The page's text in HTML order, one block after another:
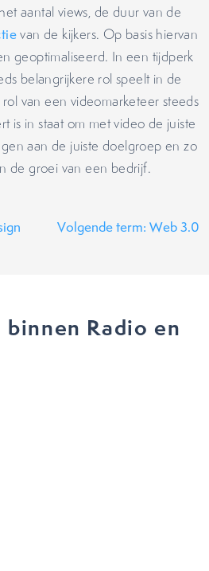
aantal views, de duur van de
van de kijkers. Op basis hiervan
geoptimaliseerd. In een tijdperk
belangrijkere rol speelt in de
van een videomarketeer steeds
is in staat om met video de juiste
aan de juiste doelgroep en zo
de groei van een bedrijf.
Volgende term: Web 3.0
Radio en